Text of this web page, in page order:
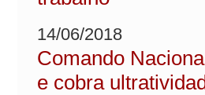
14/06/2018
Comando
e cobra